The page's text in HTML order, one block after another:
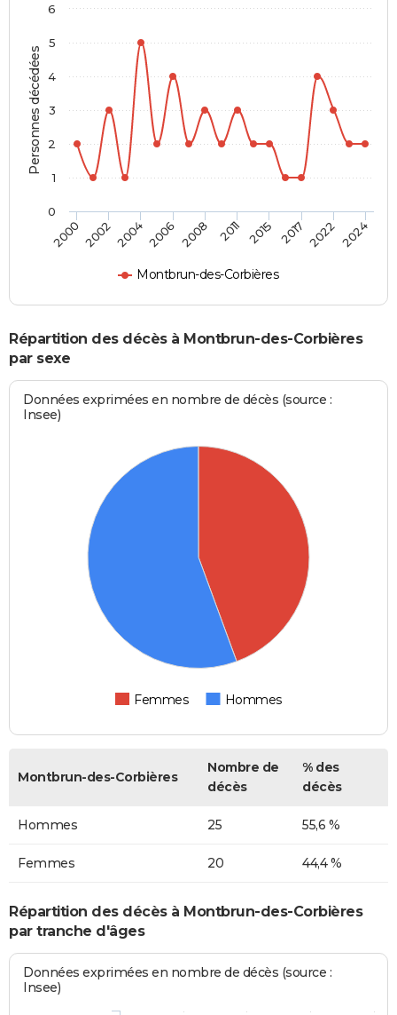
Personnes décédées
Montbrun-des-Corbières
2000 200220042006 2008 2011 2015 2017 2022 2024
0
1
2
3
4
5
6
Répartition des décès à Montbrun-des-Corbières
par sexe
Données exprimées en nombre de décès (source :
Insee)
Femmes Hommes
Montbrun-des-Corbières
Nombre de
décès
% des
décès
Hommes 25 55,6 %
Femmes 20 44,4 %
Répartition des décès à Montbrun-des-Corbières
par tranche d'âges
Données exprimées en nombre de décès (source :
Insee)